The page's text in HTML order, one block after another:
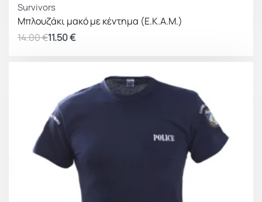
Survivors
Μπλουζάκι μακό με κέντημα (Ε.Κ.Α.Μ.)
14.00€11.50€